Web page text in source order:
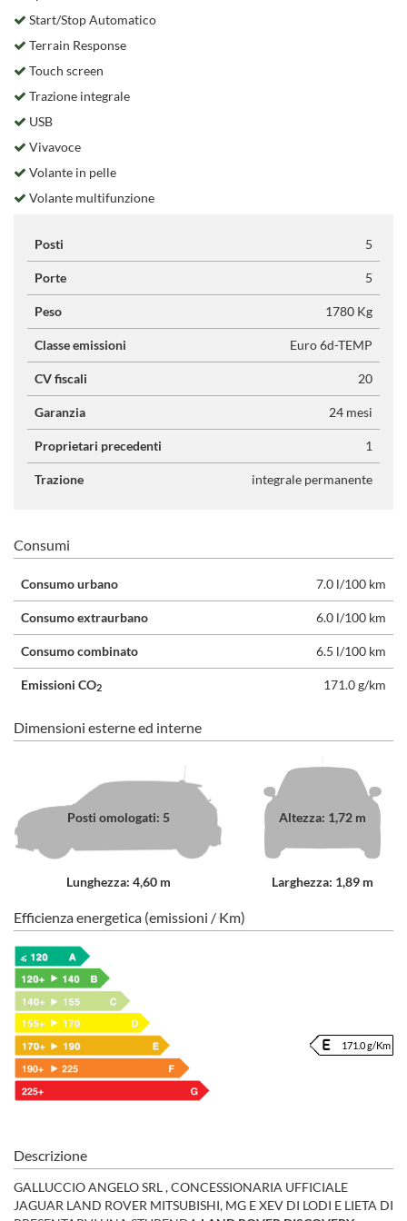
Start/Stop Automatico
Terrain Response
Touch screen
Trazione integrale
USB
Vivavoce
Volante in pelle
Volante multifunzione
Posti 5
Porte 5
Peso 1780 Kg
Classe emissioni Euro 6d-TEMP
CV fiscali 20
Garanzia 24 mesi
Proprietari precedenti 1
Trazione integrale permanente
Consumi
Consumo urbano 7.0 l/100 km
Consumo extraurbano 6.0 l/100 km
Consumo combinato 6.5 l/100 km
Emissioni CO2 171.0 g/km
Dimensioni esterne ed interne
Posti omologati: 5
Lunghezza: 4,60 m
Altezza: 1,72 m
Larghezza: 1,89 m
Efficienza energetica (emissioni / Km)
171.0 g/Km
Descrizione
GALLUCCIO ANGELO SRL , CONCESSIONARIA UFFICIALE
JAGUAR LAND ROVER MITSUBISHI, MG E XEV DI LODI E LIETA DI